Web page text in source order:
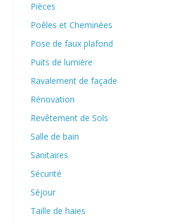
Pièces
Poêles et Cheminées
Pose de faux plafond
Puits de lumière
Ravalement de façade
Rénovation
Revêtement de Sols
Salle de bain
Sanitaires
Sécurité
Séjour
Taille de haies